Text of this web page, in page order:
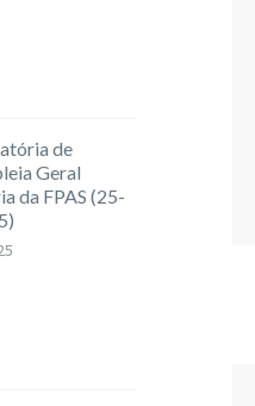
de
Geral
da FPAS (25-